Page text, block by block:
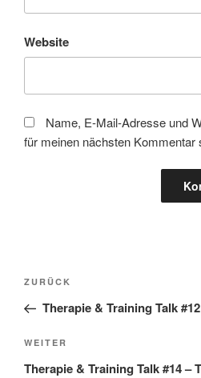
Website
Name, E-Mail-Adresse und
für meinen nächsten Kommentar
Beitragsnavigation
Vorheriger
Beitrag
ZURÜCK
Therapie & Training Talk
Nächster
Beitrag
WEITER
Therapie & Training Talk #14 –